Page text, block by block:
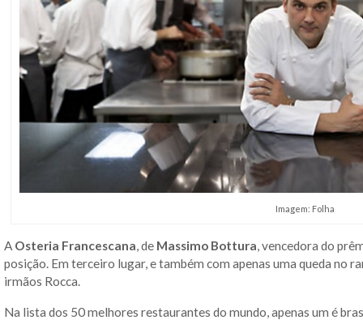
Imagem: Folha
A Osteria Francescana, de Massimo Bottura, vencedora do
posição. Em terceiro lugar, e também com apenas uma queda no
irmãos Rocca.
Na lista dos 50 melhores restaurantes do mundo, apenas um é